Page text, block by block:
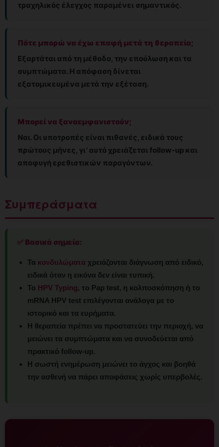
τραχηλικός έλεγχος παραμένει σημαντικός.
Πότε μπορώ να έχω επαφή μετά τη θεραπεία;
Εξαρτάται από τη μέθοδο, την επούλωση και τα
συμπτώματα. Η απόφαση δίνεται
εξατομικευμένα μετά την εξέταση.
Μπορεί να ξαναεμφανιστούν;
Ναι. Οι υποτροπές είναι πιθανές, ειδικά τους
πρώτους μήνες, γι’ αυτό χρειάζεται follow-up και
αποφυγή ερεθιστικών παραγόντων.
Συμπεράσματα
✅ Βασικά σημεία:
Τα κονδυλώματα χρειάζονται διάγνωση από ειδικό,
ειδικά όταν η εικόνα δεν είναι τυπική.
Το HPV Typing, το Pap test, η κολποσκόπηση ή το
mRNA HPV test επιλέγονται ανάλογα με το
ιστορικό και τα ευρήματα.
Η θεραπεία πρέπει να προστατεύει την περιοχή, να
μειώνει τα συμπτώματα και να συνοδεύεται από
πρακτικό follow-up.
Η σωστή ενημέρωση μειώνει το άγχος και βοηθά
την ασθενή να πάρει αποφάσεις χωρίς υπερβολές.